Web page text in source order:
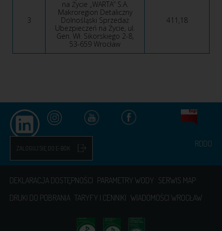
3
na Życie „WARTA” S.A.
Makroregion Detaliczny
Dolnośląski Sprzedaż
Ubezpieczeń na Życie, ul.
Gen. Wł. Sikorskiego 2-8,
53-659 Wrocław
411,18
ZALOGUJ SIĘ DO E-BOK
DEKLARACJA DOSTĘPNOŚCI PARAMETRY WODY SERWIS MAP
DRUKI DO POBRANIA TARYFY I CENNIKI WIADOMOŚCI WROCŁAW
RODO